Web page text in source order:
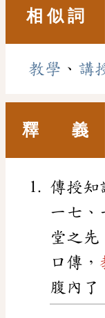
相 似 詞
教學 、 講
釋 義
傳授知
一七、
堂之先
口傳，
腹內了